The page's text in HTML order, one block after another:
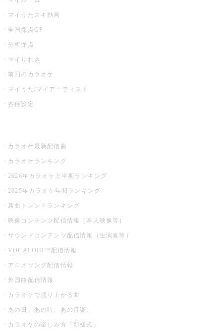
マイうたスキ動画
全国採点GP
分析採点
マイりれき
前回のカラオケ
マイうた/マイアーティスト
各種設定
カラオケ最新配信曲
カラオケランキング
2026年カラオケ上半期ランキング
2025年カラオケ年間ランキング
新曲トレンドランキング
映像コンテンツ配信情報（本人映像等）
サウンドコンテンツ配信情報（生演奏等）
VOCALOID™配信情報
アニメソング配信情報
外国曲配信情報
カラオケで盛り上がる曲
あの日、あの時、あの音楽。
カラオケの楽しみ方『新様式』